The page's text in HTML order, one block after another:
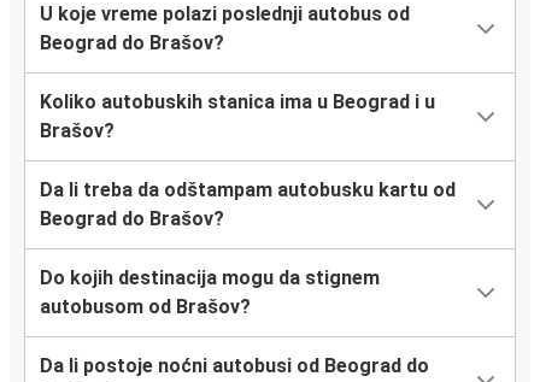
U koje vreme polazi poslednji autobus od
Beograd do Brašov?
Koliko autobuskih stanica ima u Beograd i u
Brašov?
Da li treba da odštampam autobusku kartu od
Beograd do Brašov?
Do kojih destinacija mogu da stignem
autobusom od Brašov?
Da li postoje noćni autobusi od Beograd do